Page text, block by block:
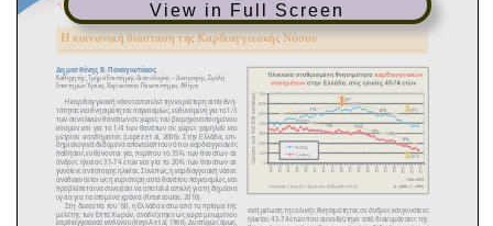
View in Full Screen